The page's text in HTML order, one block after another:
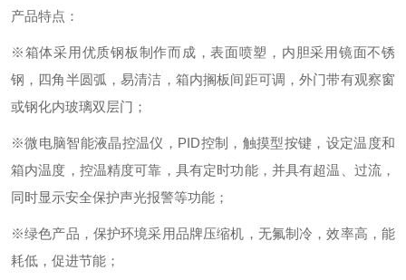
产品特点：
※箱体采用优质钢板制作而成，表面喷塑，内胆采用镜面不锈
钢，四角半圆弧，易清洁，箱内搁板间距可调，外门带有观察窗
或钢化内玻璃双层门；
※微电脑智能液晶控温仪，PID控制，触摸型按键，设定温度和
箱内温度，控温精度可靠，具有定时功能，并具有超温、过流，
同时显示安全保护声光报警等功能；
※绿色产品，保护环境采用品牌压缩机，无氟制冷，效率高，能
耗低，促进节能；